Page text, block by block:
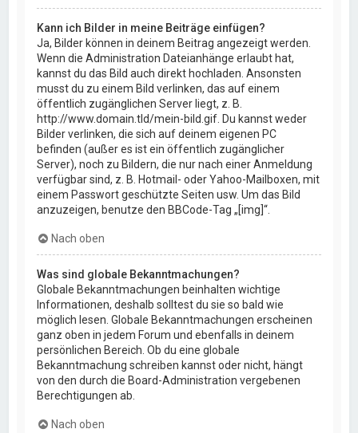
Kann ich Bilder in meine Beiträge einfügen?
Ja, Bilder können in deinem Beitrag angezeigt werden.
Wenn die Administration Dateianhänge erlaubt hat,
kannst du das Bild auch direkt hochladen. Ansonsten
musst du zu einem Bild verlinken, das auf einem
öffentlich zugänglichen Server liegt, z. B.
http://www.domain.tld/mein-bild.gif. Du kannst weder
Bilder verlinken, die sich auf deinem eigenen PC
befinden (außer es ist ein öffentlich zugänglicher
Server), noch zu Bildern, die nur nach einer Anmeldung
verfügbar sind, z. B. Hotmail- oder Yahoo-Mailboxen, mit
einem Passwort geschützte Seiten usw. Um das Bild
anzuzeigen, benutze den BBCode-Tag „[img]“.
Nach oben
Was sind globale Bekanntmachungen?
Globale Bekanntmachungen beinhalten wichtige
Informationen, deshalb solltest du sie so bald wie
möglich lesen. Globale Bekanntmachungen erscheinen
ganz oben in jedem Forum und ebenfalls in deinem
persönlichen Bereich. Ob du eine globale
Bekanntmachung schreiben kannst oder nicht, hängt
von den durch die Board-Administration vergebenen
Berechtigungen ab.
Nach oben